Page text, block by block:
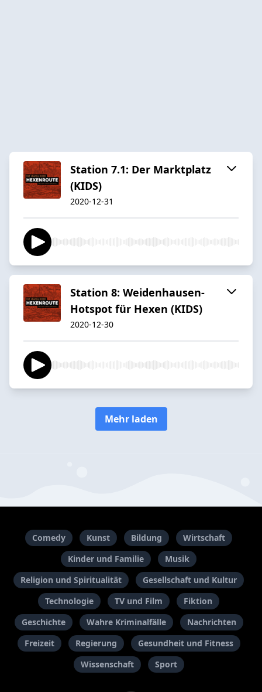
Station 7.1: Der Marktplatz
(KIDS)
2020-12-31
Station 8: Weidenhausen-
Hotspot für Hexen (KIDS)
2020-12-30
Mehr laden
Comedy Kunst Bildung
Wirtschaft
Kinder und Familie
Musik
Religion und Spiritualität
Gesellschaft und Kultur
Technologie
TV und Film
Fiktion
Geschichte
Wahre Kriminalfälle
Nachrichten
Freizeit
Regierung
Gesundheit und Fitness
Wissenschaft
Sport